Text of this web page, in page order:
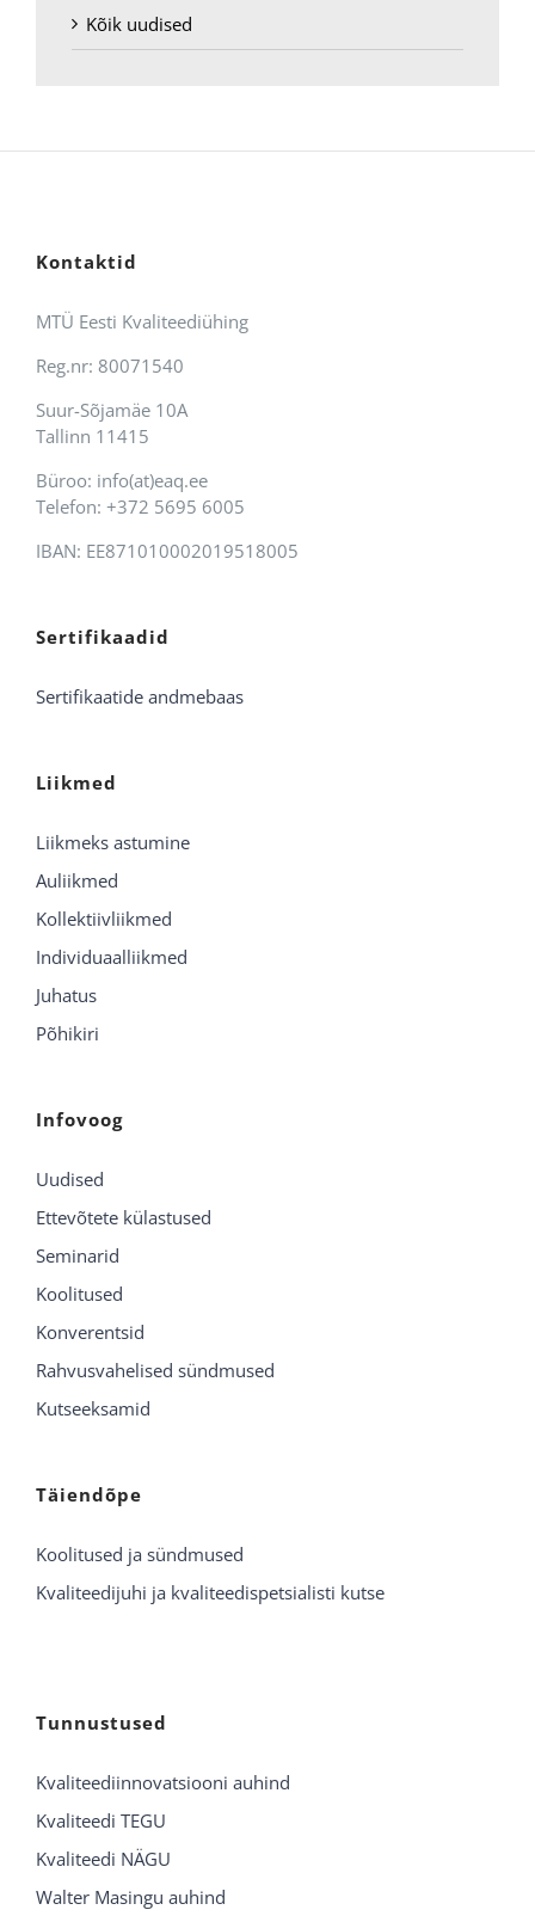
Kõik uudised
Kontaktid
MTÜ Eesti Kvaliteediühing
Reg.nr: 80071540
Suur-Sõjamäe 10A
Tallinn 11415
Büroo: info(at)eaq.ee
Telefon: +372 5695 6005
IBAN: EE871010002019518005
Sertifikaadid
Sertifikaatide andmebaas
Liikmed
Liikmeks astumine
Auliikmed
Kollektiivliikmed
Individuaalliikmed
Juhatus
Põhikiri
Infovoog
Uudised
Ettevõtete külastused
Seminarid
Koolitused
Konverentsid
Rahvusvahelised sündmused
Kutseeksamid
Täiendõpe
Koolitused ja sündmused
Kvaliteedijuhi ja kvaliteedispetsialisti kutse
Tunnustused
Kvaliteediinnovatsiooni auhind
Kvaliteedi TEGU
Kvaliteedi NÄGU
Walter Masingu auhind